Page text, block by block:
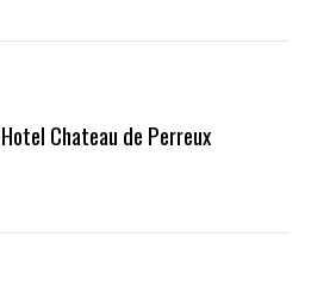
Hotel Chateau de Perreux